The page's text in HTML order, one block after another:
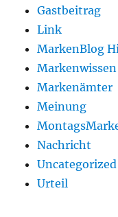
Gastbeitrag
Link
MarkenBlog
Markenwissen
Markenämter
Meinung
Nachricht
Uncategorized
Urteil